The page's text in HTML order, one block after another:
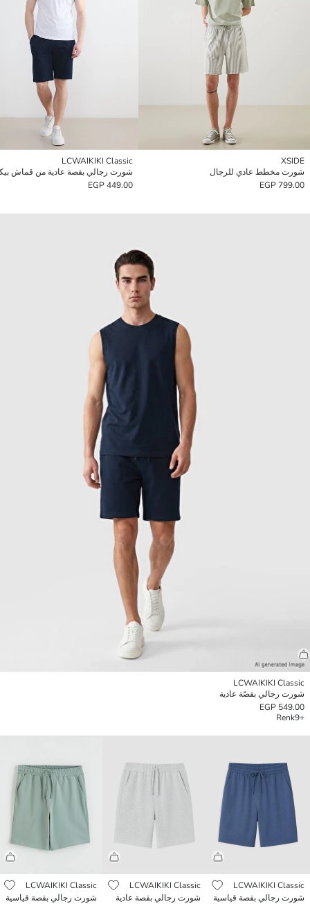
XSIDE
شورت مخطط عادي للرجال
799.00 EGP
LCWAIKIKI Classic
شورت رجالي بقصة عادية من قماش
449.00 EGP
LCWAIKIKI Classic
شورت رجالي بقصّة عادية
549.00 EGP
+9
Renk
LCWAIKIKI Classic
شورت رجالي بقصة قياسية
LCWAIKIKI Classic
شورت رجالي بقصة عادية
LCWAIKIKI Classic
شورت رجالي بقصة قياسية